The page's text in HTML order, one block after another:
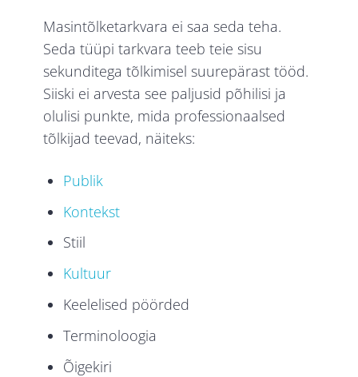
Masintõlketarkvara ei saa seda teha.
Seda tüüpi tarkvara teeb teie sisu
sekunditega tõlkimisel suurepärast tööd.
Siiski ei arvesta see paljusid põhilisi ja
olulisi punkte, mida professionaalsed
tõlkijad teevad, näiteks:
Publik
Kontekst
Stiil
Kultuur
Keelelised pöörded
Terminoloogia
Õigekiri